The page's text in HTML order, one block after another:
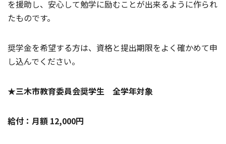
を援助し、安心して勉学に励むことが出来るように作られ
たものです。
奨学金を希望する方は、資格と提出期限をよく確かめて申
し込んでください。
★三木市教育委員会奨学生 全学年対象
給付：月額 12,000円